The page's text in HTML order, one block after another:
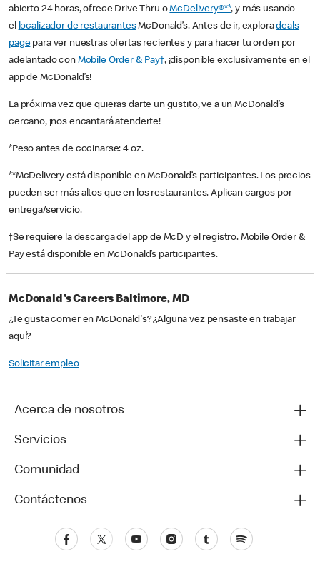
abierto 24 horas, ofrece Drive Thru oMcDelivery®**, y más usando
el localizador de restaurantesMcDonald’s. Antes de ir, exploradeals
pagepara ver nuestras ofertas recientes y para hacer tu orden por
adelantado con Mobile Order & Pay†, ¡disponible exclusivamente en el
app de McDonald’s!
La próxima vez que quieras darte un gustito, ve a un McDonald’s
cercano, ¡nos encantará atenderte!
*Peso antes de cocinarse: 4 oz.
**McDelivery está disponible en McDonald’s participantes. Los precios
pueden ser más altos que en los restaurantes. Aplican cargos por
entrega/servicio.
†Se requiere la descarga del app de McD y el registro. Mobile Order &
Pay está disponible en McDonald’s participantes.
McDonald's Careers Baltimore, MD
¿Te gusta comer en McDonald's? ¿Alguna vez pensaste en trabajar
aquí?
Solicitar empleo
Acerca de nosotros
Servicios
Comunidad
Contáctenos